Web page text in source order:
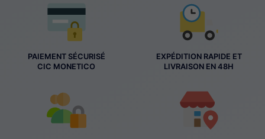
PAIEMENT SÉCURISÉ
CIC MONETICO
EXPÉDITION RAPIDE ET
LIVRAISON EN 48H